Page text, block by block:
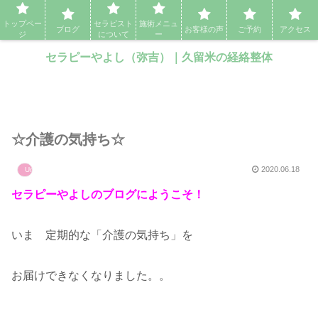
セラピーやよし（弥吉）｜久留米の経絡整体・アロママッサージ・エステ
セラピーやよし（弥吉）｜久留米の経絡整体
☆介護の気持ち☆
Uncategorized 2020.06.18
セラピーやよしのブログにようこそ！
いま 定期的な「介護の気持ち」を
お届けできなくなりました。。
トップペー
ジ
ブログ
セラピスト
について
施術メニュ
ー
お客様の声 ご予約 アクセス